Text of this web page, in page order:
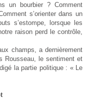
un bourbier ? Comment
s’orienter dans un
s’estompe, lorsque les
raison perd le contrôle,
champs, a dernièrement
Rousseau, le sentiment et
la partie politique : « Le